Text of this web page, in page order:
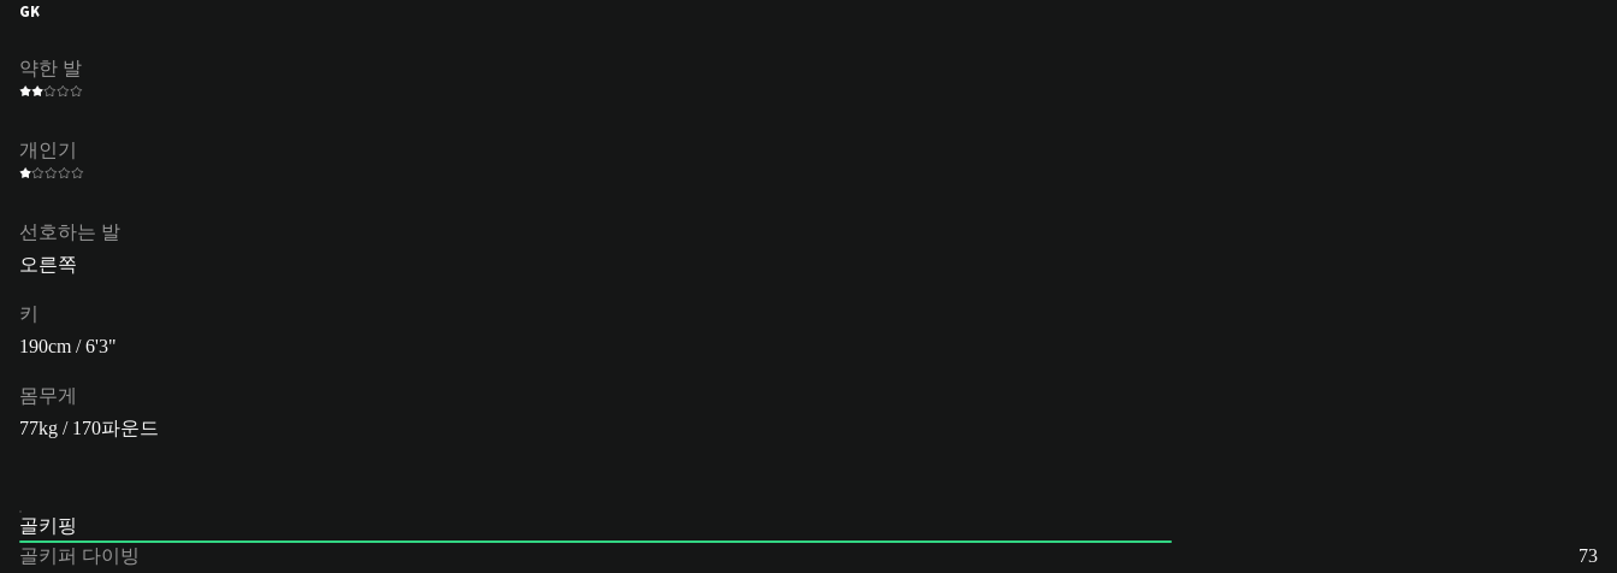
GK
약한 발
개인기
선호하는 발
오른쪽
키
190cm / 6'3"
몸무게
77kg / 170파운드
골키핑
골키퍼 다이빙
73